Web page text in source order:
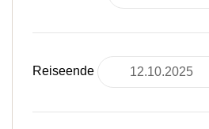
Reiseende